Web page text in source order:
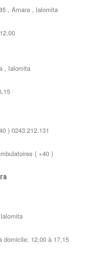
, Amara , Ialomita
, Ialomita
) 0243.212.131
( +40 )
domicile; 12,00 à 17,15